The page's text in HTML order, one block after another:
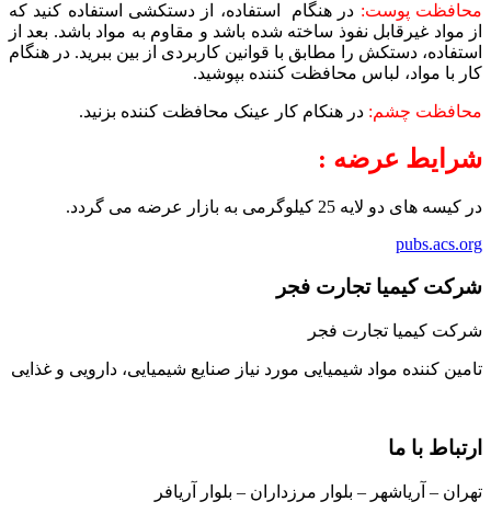
محافظت پوست: در هنگام استفاده، از دستکشی استفاده کنید که
از مواد غیرقابل نفوذ ساخته شده باشد و مقاوم به مواد باشد. بعد از
استفاده، دستکش را مطابق با قوانین کاربردی از بین ببرید. در هنگام
کار با مواد، لباس محافظت کننده بپوشید.
محافظت چشم: در هنکام کار عینک محافظت کننده بزنید.
شرایط عرضه :
در کیسه های دو لایه 25 کیلوگرمی به بازار عرضه می گردد.
pubs.acs.org
شرکت کیمیا تجارت فجر
شرکت کیمیا تجارت فجر
تامین کننده مواد شیمیایی مورد نیاز صنایع شیمیایی، دارویی و غذایی
ارتباط با ما
تهران – آریاشهر – بلوار مرزداران – بلوار آریافر